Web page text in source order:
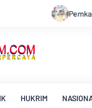
Mediasi Konflik PT
HUKRIM